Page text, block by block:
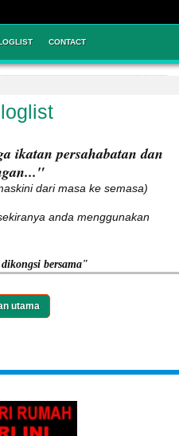
CONTACT
ikatan persahabatan dan
dari masa ke semasa)
anda menggunakan
bersama"
utama